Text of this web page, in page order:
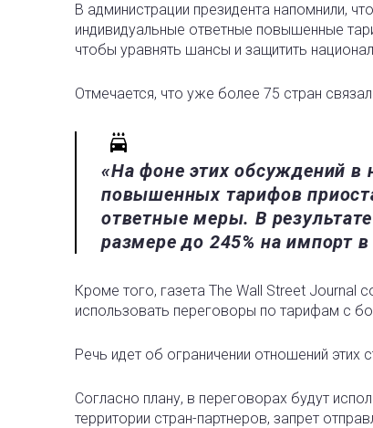
В администрации президента напомнили,
индивидуальные ответные повышенные
чтобы уравнять шансы и защитить
Отмечается, что уже более 75 стран
«На фоне этих обсуждений в
повышенных тарифов
ответные меры. В
размере до 245% на импорт
Кроме того, газета The Wall Street Journal
использовать переговоры по тарифам с
Речь идет об ограничении отношений
Согласно плану, в переговорах будут
территории стран-партнеров, запрет